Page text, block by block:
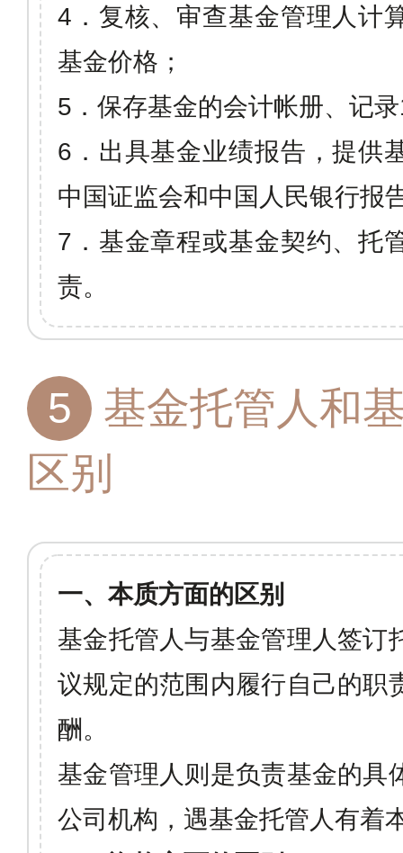
4 ．复核、审查基金管理人计
基金价格；
5 ．保存基金的会计帐册、记录
6 ．出具基金业绩报告，提供
中国证监会和中国人民银行报
7 ．基金章程或基金契约、托
责。
5
基金托管人和
区别
一、本质方面的区别
基金托管人与基金管理人签订
议规定的范围内履行自己的职
酬。
基金管理人则是负责基金的具
公司机构，遇基金托管人有着